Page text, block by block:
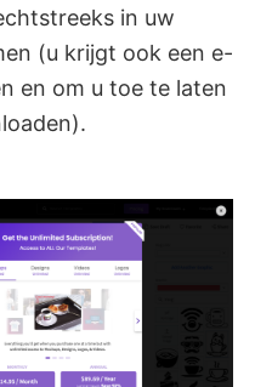
in uw
(u krijgt ook een e-
en om u toe te laten